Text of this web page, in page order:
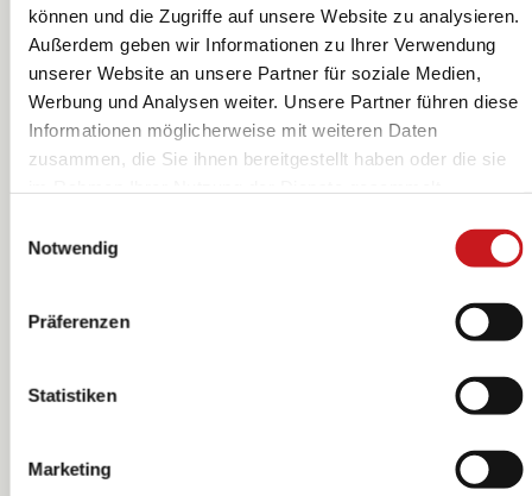
können und die Zugriffe auf unsere Website zu analysieren.
Außerdem geben wir Informationen zu Ihrer Verwendung
unserer Website an unsere Partner für soziale Medien,
Werbung und Analysen weiter. Unsere Partner führen diese
Informationen möglicherweise mit weiteren Daten
zusammen, die Sie ihnen bereitgestellt haben oder die sie
mehr darüber, wer wir sind, wie Sie uns kontaktieren
können und wie wir personenbezogene Daten verarbeiten.
Notwendig
Präferenzen
Statistiken
Marketing
Märchenwolle |
rosa, 10 g
Märchenwolle |
hautfarben, 10 g